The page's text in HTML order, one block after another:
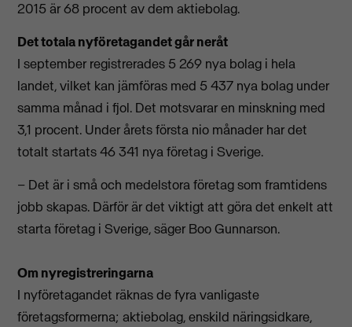
2015 är 68 procent av dem aktiebolag.
Det totala nyföretagandet går neråt
I september registrerades 5 269 nya bolag i hela
landet, vilket kan jämföras med 5 437 nya bolag under
samma månad i fjol. Det motsvarar en minskning med
3,1 procent. Under årets första nio månader har det
totalt startats 46 341 nya företag i Sverige.
– Det är i små och medelstora företag som framtidens
jobb skapas. Därför är det viktigt att göra det enkelt att
starta företag i Sverige, säger Boo Gunnarson.
Om nyregistreringarna
I nyföretagandet räknas de fyra vanligaste
företagsformerna; aktiebolag, enskild näringsidkare,